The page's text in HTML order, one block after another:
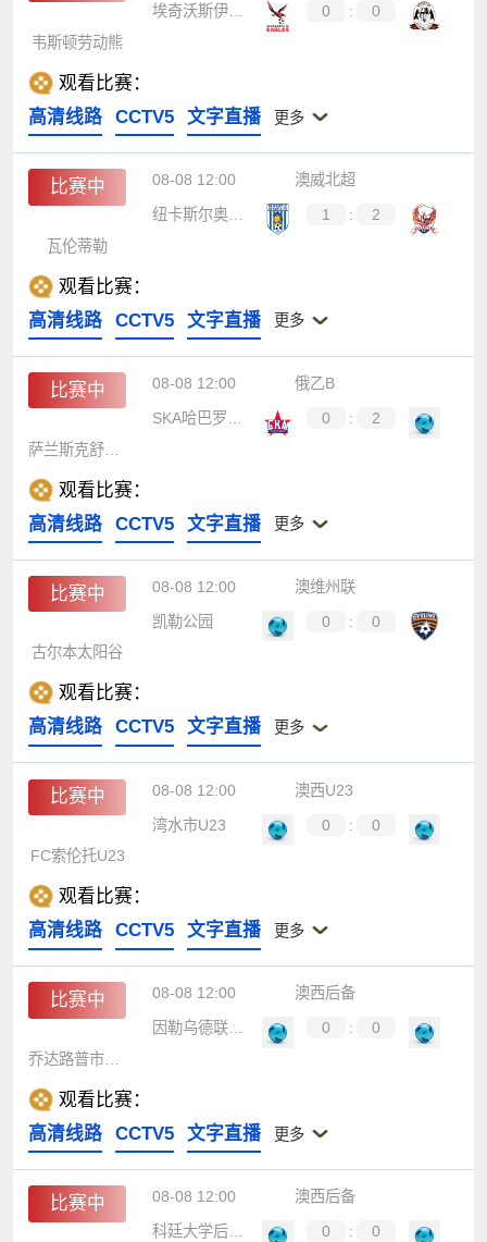
埃奇沃斯伊格斯
0 :
0
韦斯顿劳动熊
观看比赛：
高清线路
CCTV5 文字直播 更多
比赛中 08-08 12:00
澳威北超
纽卡斯尔奥林匹克
1 :
2
瓦伦蒂勒
观看比赛：
高清线路
CCTV5 文字直播 更多
比赛中 08-08 12:00
俄乙B
0 :
2
观看比赛：
高清线路
CCTV5 文字直播 更多
比赛中 08-08 12:00
澳维州联
凯勒公园
0 :
0
古尔本太阳谷
观看比赛：
高清线路
CCTV5 文字直播 更多
比赛中 08-08 12:00
澳西U23
湾水市U23
0 :
0
FC索伦托U23
观看比赛：
高清线路
CCTV5 文字直播 更多
比赛中 08-08 12:00
澳西后备
因勒乌德联后备队
0 :
0
观看比赛：
高清线路
CCTV5 文字直播 更多
比赛中 08-08 12:00
澳西后备
科廷大学后备队
0 :
0